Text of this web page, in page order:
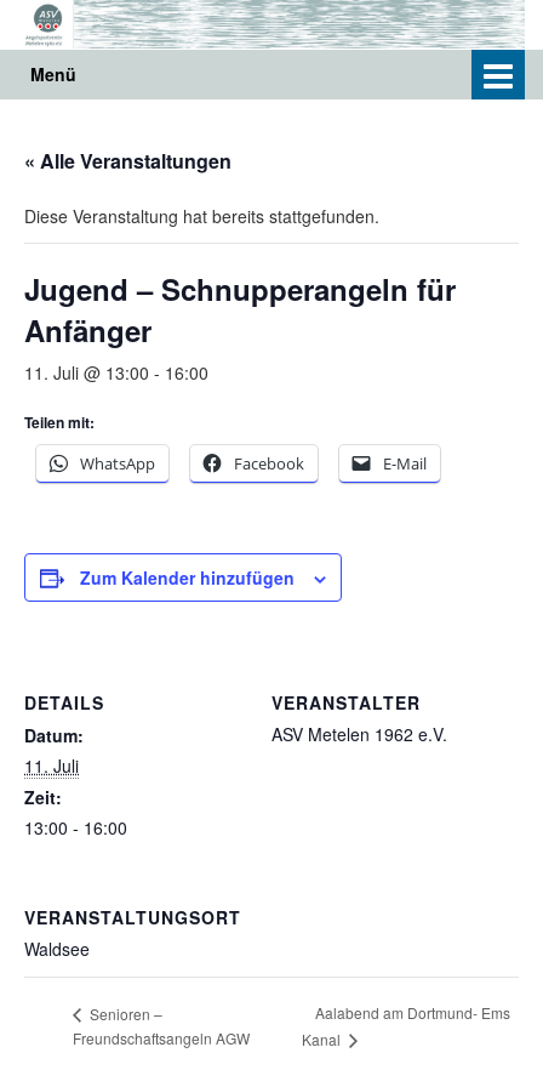
Springe
zum
Hauptmenü
Menü
« Alle Veranstaltungen
Diese Veranstaltung hat bereits stattgefunden.
Jugend – Schnupperangeln für
Anfänger
11. Juli @ 13:00 - 16:00
Teilen mit:
WhatsApp
Facebook E-Mail
Zum Kalender hinzufügen
DETAILS
Datum:
11. Juli
Zeit:
13:00 - 16:00
VERANSTALTER
ASV Metelen 1962 e.V.
VERANSTALTUNGSORT
Waldsee
Senioren –
Freundschaftsangeln AGW
Aalabend am Dortmund- Ems
Kanal